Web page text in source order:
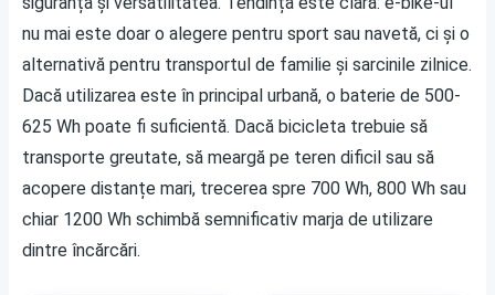
nu mai este doar o alegere pentru sport sau navetă, ci și o
alternativă pentru transportul de familie și sarcinile zilnice.
Dacă utilizarea este în principal urbană, o baterie de 500-
625 Wh poate fi suficientă. Dacă bicicleta trebuie să
transporte greutate, să meargă pe teren dificil sau să
acopere distanțe mari, trecerea spre 700 Wh, 800 Wh sau
chiar 1200 Wh schimbă semnificativ marja de utilizare
dintre încărcări.